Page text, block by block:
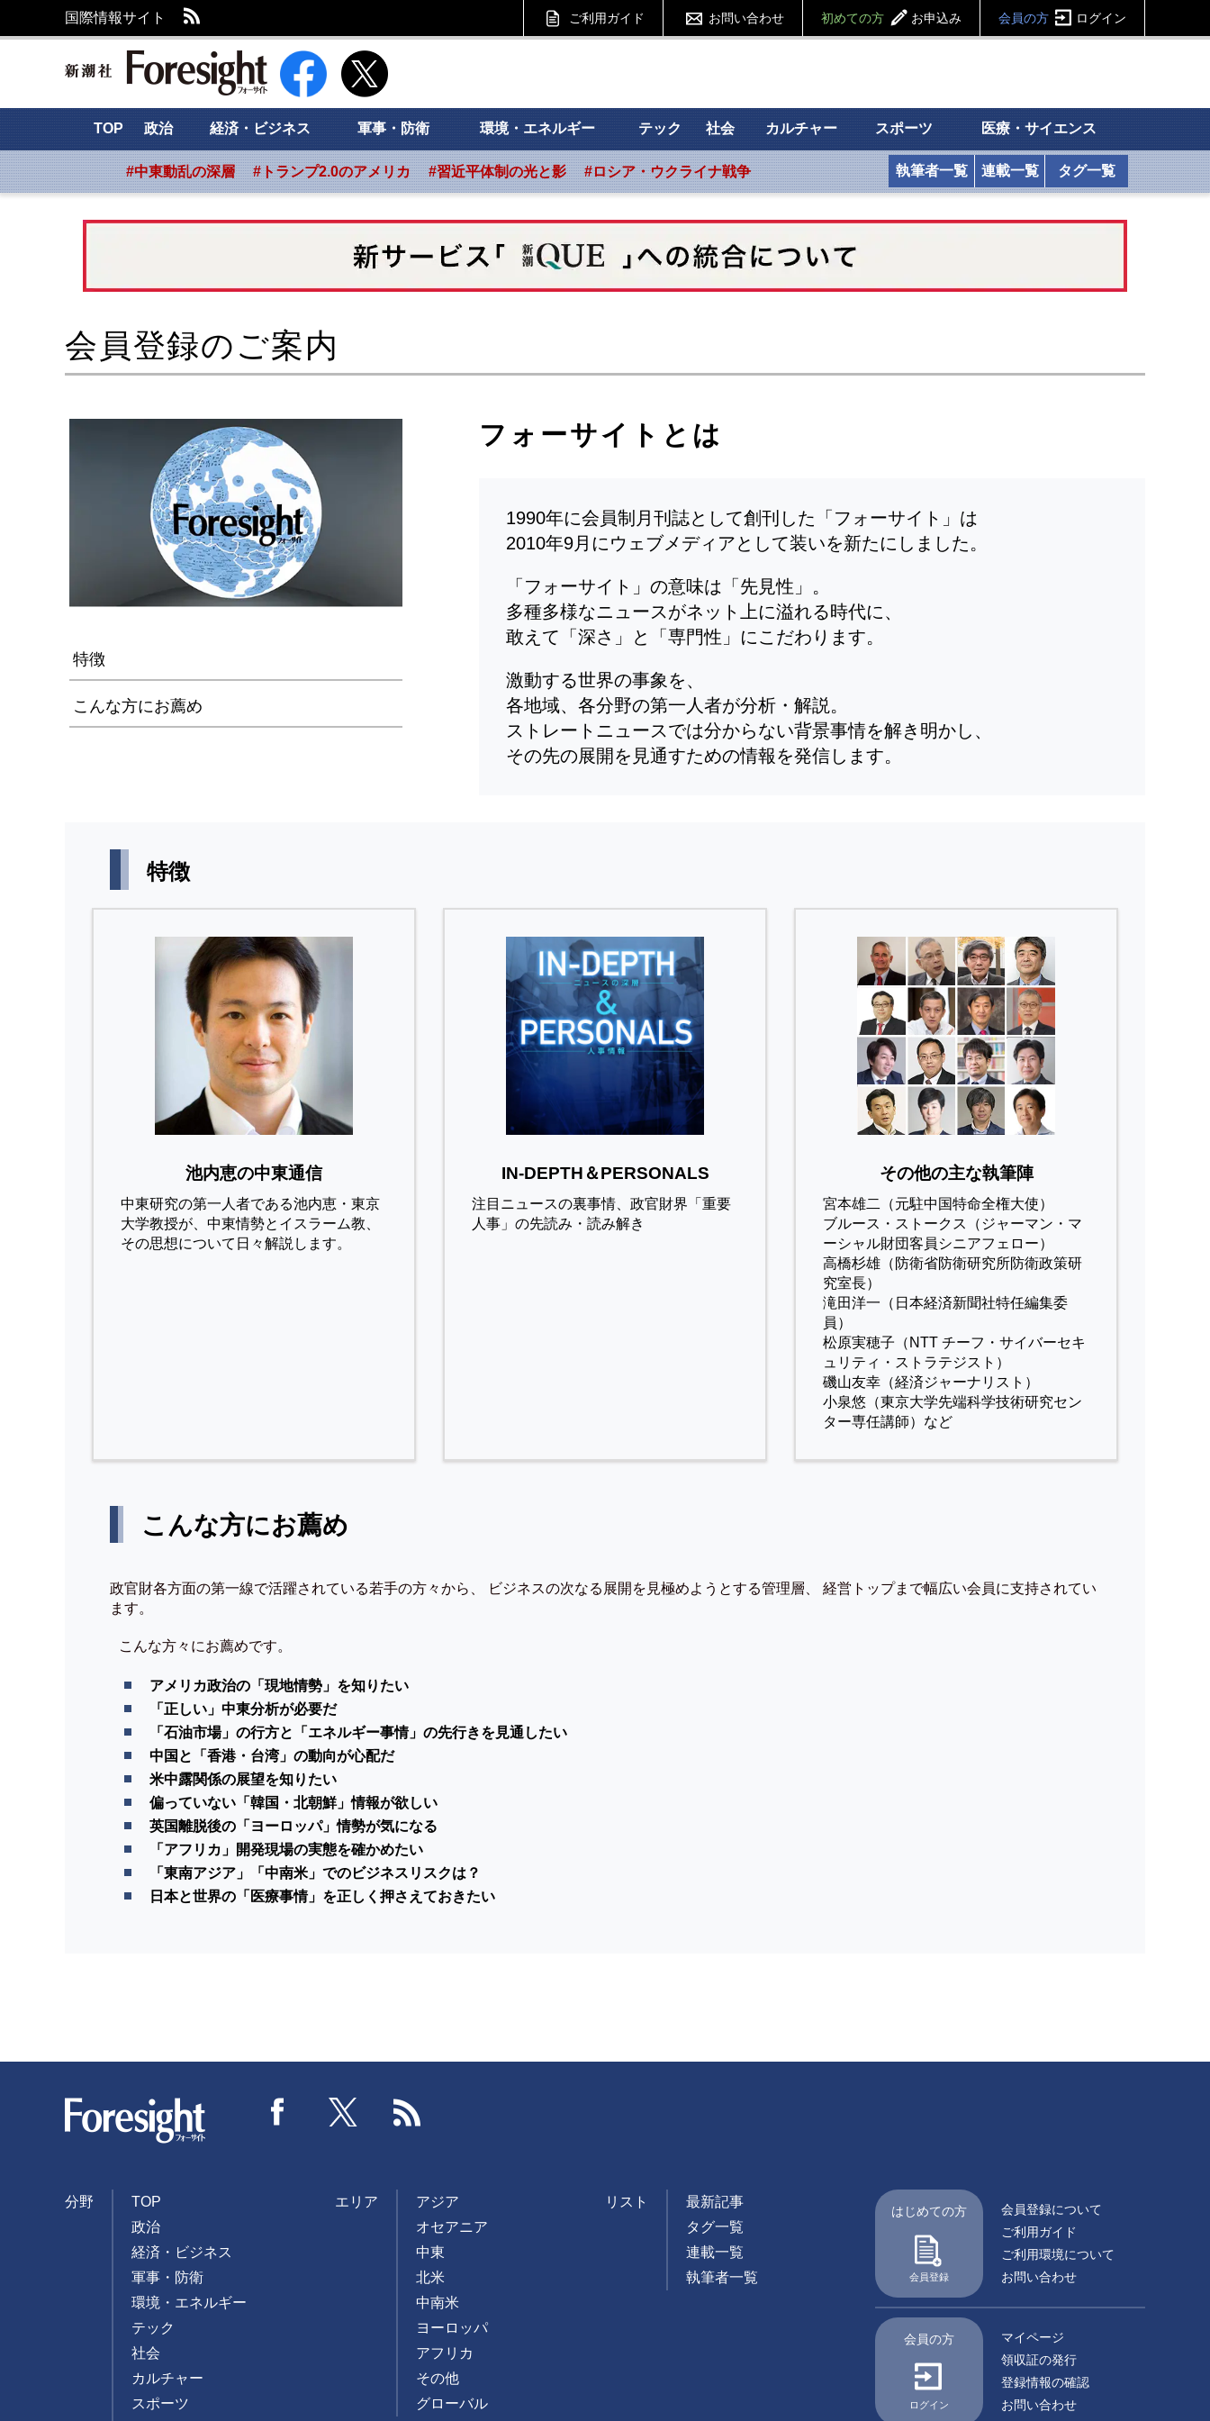
国際情報サイト ご利用ガイド お問い合わせ 初めての方 お申込み 会員の方 ログイン
新潮社 Foresight フォーサイト
TOP 政治 経済・ビジネス 軍事・防衛 環境・エネルギー テック 社会 カルチャー スポーツ 医療・サイエンス
#中東動乱の深層 #トランプ2.0のアメリカ #習近平体制の光と影 #ロシア・ウクライナ戦争 執筆者一覧 連載一覧 タグ一覧
会員登録のご案内
特徴
こんな方にお薦め
フォーサイトとは
1990年に会員制月刊誌として創刊した「フォーサイト」は
2010年9月にウェブメディアとして装いを新たにしました。
「フォーサイト」の意味は「先見性」。
多種多様なニュースがネット上に溢れる時代に、
敢えて「深さ」と「専門性」にこだわります。
激動する世界の事象を、
各地域、各分野の第一人者が分析・解説。
ストレートニュースでは分からない背景事情を解き明かし、
その先の展開を見通すための情報を発信します。
特徴
池内恵の中東通信
中東研究の第⼀⼈者である池内恵・東京
⼤学教授が、中東情勢とイスラーム教、
その思想について⽇々解説します。
IN-DEPTH＆PERSONALS
注目ニュースの裏事情、政官財界「重要
人事」の先読み・読み解き
その他の主な執筆陣
宮本雄二（元駐中国特命全権大使）
ブルース・ストークス（ジャーマン・マ
ーシャル財団客員シニアフェロー）
高橋杉雄（防衛省防衛研究所防衛政策研
究室長）
滝田洋一（日本経済新聞社特任編集委
員）
松原実穂子（NTT チーフ・サイバーセキ
ュリティ・ストラテジスト）
磯山友幸（経済ジャーナリスト）
小泉悠（東京大学先端科学技術研究セン
ター専任講師）など
こんな方にお薦め
政官財各方面の第一線で活躍されている若手の方々から、 ビジネスの次なる展開を見極めようとする管理層、 経営トップまで幅広い会員に支持されてい
ます。
こんな方々にお薦めです。
アメリカ政治の「現地情勢」を知りたい
「正しい」中東分析が必要だ
「石油市場」の行方と「エネルギー事情」の先行きを見通したい
中国と「香港・台湾」の動向が心配だ
米中露関係の展望を知りたい
偏っていない「韓国・北朝鮮」情報が欲しい
英国離脱後の「ヨーロッパ」情勢が気になる
「アフリカ」開発現場の実態を確かめたい
「東南アジア」「中南米」でのビジネスリスクは？
日本と世界の「医療事情」を正しく押さえておきたい
Facebook Twitter
分野
TOP
政治
経済・ビジネス
軍事・防衛
環境・エネルギー
テック
社会
カルチャー
スポーツ
エリア
アジア
オセアニア
中東
北米
中南米
ヨーロッパ
アフリカ
その他
グローバル
リスト
最新記事
タグ一覧
連載一覧
執筆者一覧
はじめての方
会員登録
会員登録について
ご利用ガイド
ご利用環境について
お問い合わせ
会員の方
ログイン
マイページ
領収証の発行
登録情報の確認
お問い合わせ